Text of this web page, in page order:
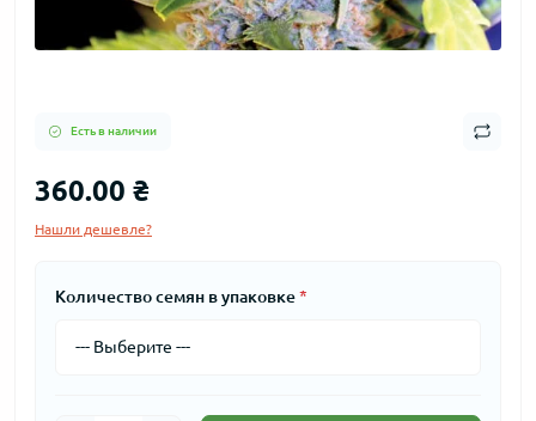
Есть в наличии
360.00 ₴
Нашли дешевле?
Количество семян в упаковке*